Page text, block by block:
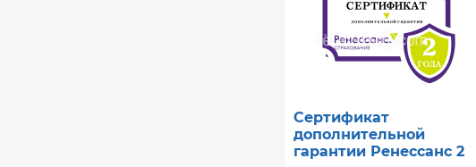
Сертификат
дополнительной
гарантии Ренессанс 2